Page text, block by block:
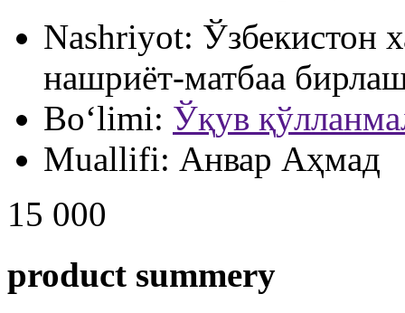
Nashriyot: Ўзбекистон
нашриёт-матбаа
Bo‘limi: Ўқув
Muallifi: Анвар Аҳмад
15 000
product summery